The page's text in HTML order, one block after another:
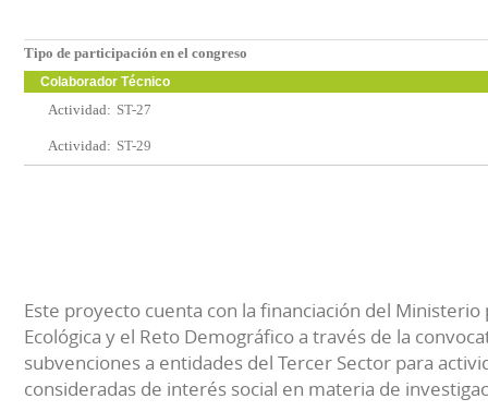
Tipo de participación en el congreso
Colaborador Técnico
Actividad: ST-27
Actividad: ST-29
Este proyecto cuenta con la financiación del Ministerio
Ecológica y el Reto Demográfico a través de la
subvenciones a entidades del Tercer Sector para
consideradas de interés social en materia de